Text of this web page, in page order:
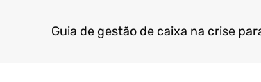
Guia de gestão de caixa na crise